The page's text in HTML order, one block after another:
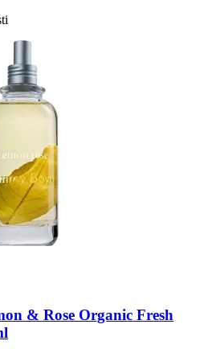
& Rose Organic Fresh